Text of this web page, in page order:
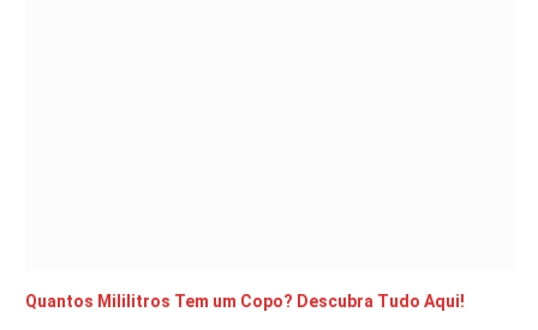
Quantos Mililitros Tem um Copo? Descubra Tudo Aqui!